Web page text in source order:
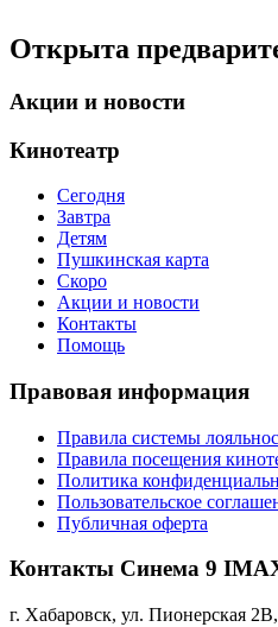
Открыта
Акции и новости
Кинотеатр
Сегодня
Завтра
Детям
Пушкинская карта
Скоро
Акции и новости
Контакты
Помощь
Правовая информация
Правила системы
Правила посещения
Политика
Пользовательское
Публичная оферта
Контакты Синема 9
г. Хабаровск, ул. Пионерская